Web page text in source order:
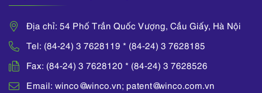
Địa chỉ: 54 Phố Trần Quốc Vượng, Cầu Giấy, Hà Nội
Tel: (84-24) 3 7628119 * (84-24) 3 7628185
Fax: (84-24) 3 7628120 * (84-24) 3 7628526
Email: winco@winco.vn; patent@winco.com.vn